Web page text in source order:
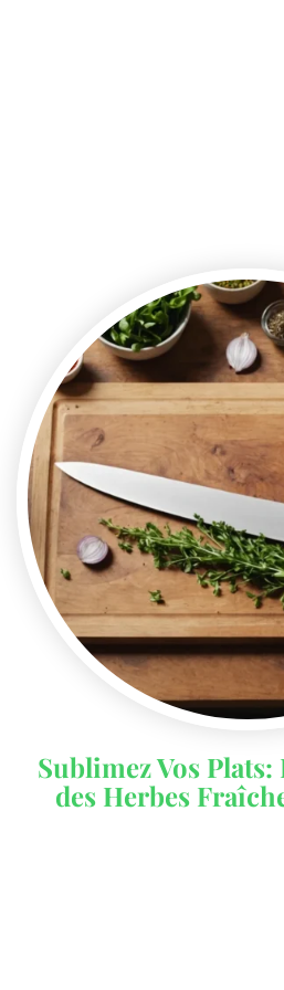
Sublimez Vos Plats:
des Herbes